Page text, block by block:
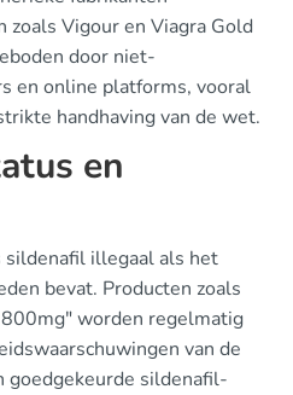
Vigour en Viagra Gold
door niet-
en online platforms, vooral
handhaving van de wet.
en
sildenafil illegaal als het
bevat. Producten zoals
worden regelmatig
van de
goedgekeurde sildenafil-